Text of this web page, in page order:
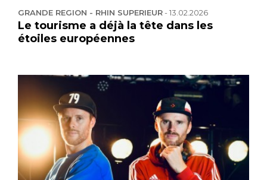
GRANDE REGION - RHIN SUPERIEUR-13.02.2026
Le tourisme a déjà la tête dans les
étoiles européennes